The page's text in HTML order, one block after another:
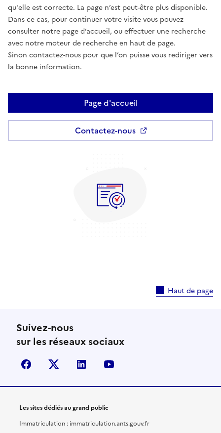
qu'elle est correcte. La page n’est peut-être plus disponible.
Dans ce cas, pour continuer votre visite vous pouvez
consulter notre page d’accueil, ou effectuer une recherche
avec notre moteur de recherche en haut de page.
Sinon contactez-nous pour que l’on puisse vous rediriger vers
la bonne information.
Page d'accueil
Contactez-nous
Haut de page
Suivez-nous
sur les réseaux sociaux
facebook X (anciennement Twitter)
linkedin
Les sites dédiés au grand public
Immatriculation : immatriculation.ants.gouv.fr